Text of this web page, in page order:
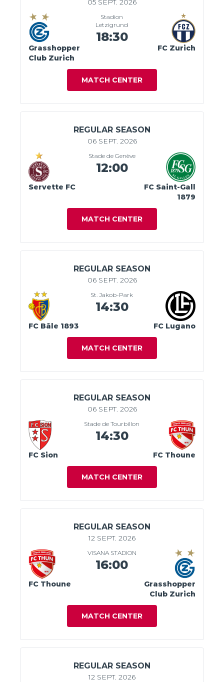
05 SEPT. 2026
Grasshopper
Club Zurich
Stadion
Letzigrund
18:30
FC Zurich
MATCH CENTER
REGULAR SEASON
06 SEPT. 2026
Servette FC
Stade de Genève
12:00
FC Saint-Gall
1879
MATCH CENTER
REGULAR SEASON
06 SEPT. 2026
FC Bâle 1893
St. Jakob-Park
14:30
FC Lugano
MATCH CENTER
REGULAR SEASON
06 SEPT. 2026
FC Sion
Stade de Tourbillon
14:30
FC Thoune
MATCH CENTER
REGULAR SEASON
12 SEPT. 2026
FC Thoune
VISANA STADION
16:00
Grasshopper
Club Zurich
MATCH CENTER
REGULAR SEASON
12 SEPT. 2026